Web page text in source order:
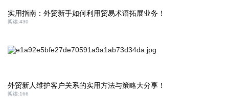
实用指南：外贸新手如何利用贸易术语拓展业务！
阅读:430
外贸新人维护客户关系的实用方法与策略大分享！
阅读:166